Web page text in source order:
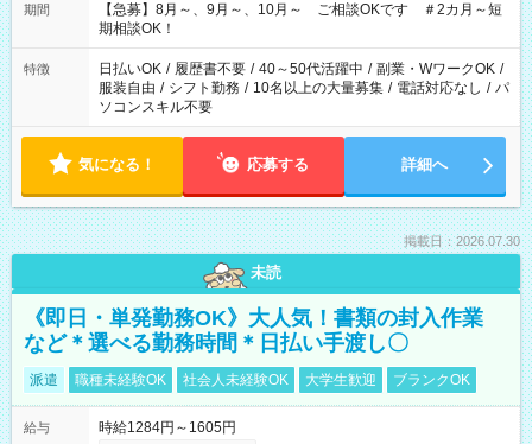
期間
【急募】8月～、9月～、10月～ ご相談OKです ＃2カ月～短
期相談OK！
特徴 日払いOK / 履歴書不要 / 40～50代活躍中 / 副業・WワークOK /
服装自由 / シフト勤務 / 10名以上の大量募集 / 電話対応なし / パ
ソコンスキル不要
気になる！ 応募する 詳細へ
掲載日：2026.07.30
未読
《即日・単発勤務OK》大人気！書類の封入作業
など＊選べる勤務時間＊日払い手渡し〇
派遣 職種未経験OK 社会人未経験OK 大学生歓迎 ブランクOK
給与
時給1284円～1605円